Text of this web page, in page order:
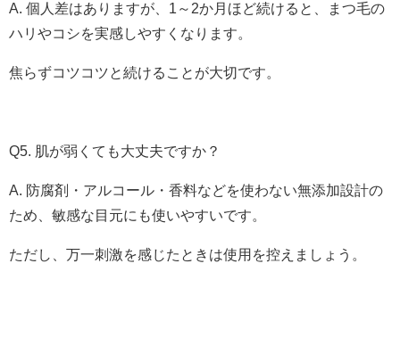
A. 個人差はありますが、1～2か月ほど続けると、まつ毛の
ハリやコシを実感しやすくなります。
焦らずコツコツと続けることが大切です。
Q5. 肌が弱くても大丈夫ですか？
A. 防腐剤・アルコール・香料などを使わない無添加設計の
ため、敏感な目元にも使いやすいです。
ただし、万一刺激を感じたときは使用を控えましょう。